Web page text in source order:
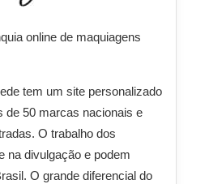
online de maquiagens
tem um site personalizado
de 50 marcas nacionais e
O trabalho dos
na divulgação e podem
O grande diferencial do